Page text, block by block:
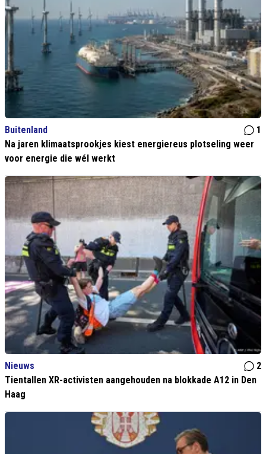
Buitenland
1
Na jaren klimaatsprookjes kiest energiereus plotseling weer
voor energie die wél werkt
Nieuws
2
Tientallen XR-activisten aangehouden na blokkade A12 in Den
Haag